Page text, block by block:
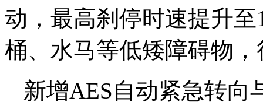
动，最高刹停时速提升
桶、水马等低矮障碍物
新增AES自动紧急转向